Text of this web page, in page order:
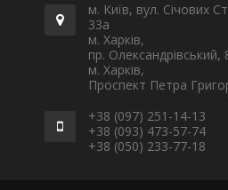
м. Київ, вул. Січових
33а
м. Харків,
пр. Олександрівський,
м. Харків,
Проспект Петра
+38 (097) 251-14-13
+38 (093) 473-57-74
+38 (050) 233-77-18